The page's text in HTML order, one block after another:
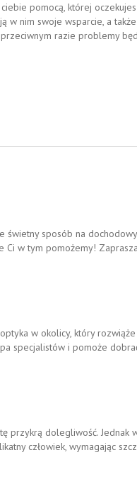
pomocą, której
w nim swoje wsparcie, a
razie problemy
sposób na
Ci w tym pomożemy!
w okolicy, który
specjalistów i pomoże
przykrą dolegliwość. Jednak
człowiek, wymagając